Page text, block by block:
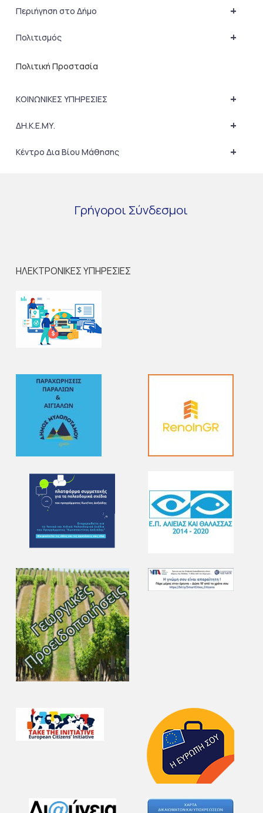
+
Περιήγηση στο Δήμο
+
Πολιτισμός
Πολιτική Προστασία
+
ΚΟΙΝΩΝΙΚΕΣ ΥΠΗΡΕΣΙΕΣ
+
ΔΗ.Κ.Ε.ΜΥ.
+
Κέντρο Δια Βίου Μάθησης
Γρήγοροι Σύνδεσμοι
ΗΛΕΚΤΡΟΝΙΚΕΣ ΥΠΗΡΕΣΙΕΣ